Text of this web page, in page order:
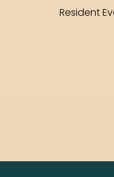
Resident